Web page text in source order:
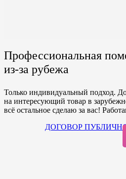
Профессиональная
из-за рубежа
Только индивидуальный подход.
на интересующий товар в
всё остальное сделаю за вас!
ДОГОВОР